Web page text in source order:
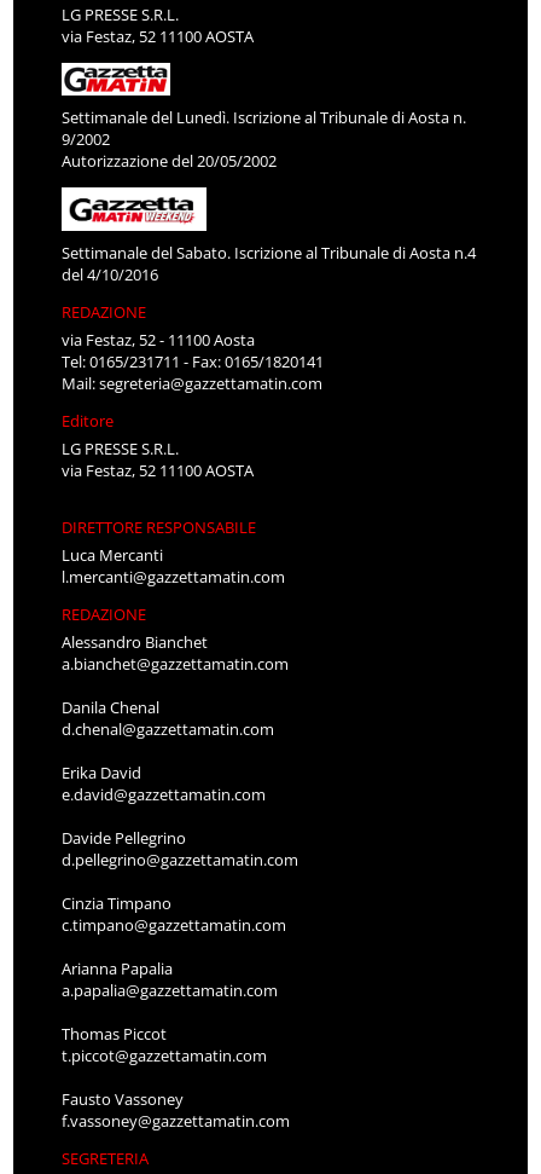
LG PRESSE S.R.L.
via Festaz, 52 11100 AOSTA
Settimanale del Lunedì. Iscrizione al Tribunale di Aosta n.
9/2002
Autorizzazione del 20/05/2002
Settimanale del Sabato. Iscrizione al Tribunale di Aosta n.4
del 4/10/2016
REDAZIONE
via Festaz, 52 - 11100 Aosta
Tel: 0165/231711 - Fax: 0165/1820141
Mail:segreteria@gazzettamatin.com
Editore
LG PRESSE S.R.L.
via Festaz, 52 11100 AOSTA
DIRETTORE RESPONSABILE
Luca Mercanti
l.mercanti@gazzettamatin.com
REDAZIONE
Alessandro Bianchet
a.bianchet@gazzettamatin.com
Danila Chenal
d.chenal@gazzettamatin.com
Erika David
e.david@gazzettamatin.com
Davide Pellegrino
d.pellegrino@gazzettamatin.com
Cinzia Timpano
c.timpano@gazzettamatin.com
Arianna Papalia
a.papalia@gazzettamatin.com
Thomas Piccot
t.piccot@gazzettamatin.com
Fausto Vassoney
f.vassoney@gazzettamatin.com
SEGRETERIA